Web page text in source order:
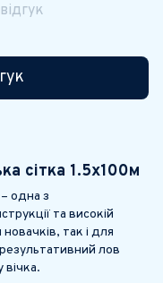
сітка 1.5х100м
одна з
та високій
так і для
лов
вічка.